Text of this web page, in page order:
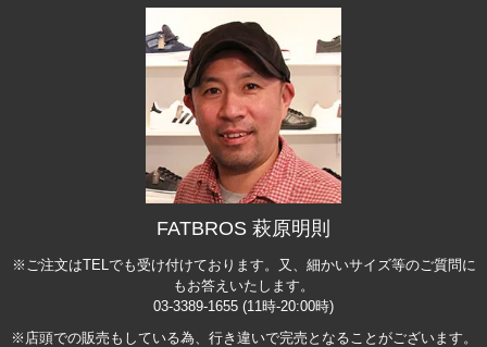
FATBROS 萩原明則
※ご注文はTELでも受け付けております。又、細かいサイズ等のご質問に
もお答えいたします。
03-3389-1655 (11時-20:00時)
※店頭での販売もしている為、行き違いで完売となることがございます。